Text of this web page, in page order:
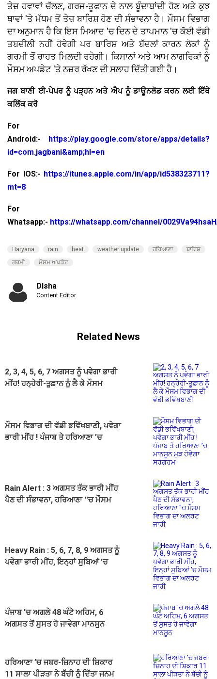
ਤੇਜ਼ ਹਵਾਵਾਂ ਚੱਲਣ, ਗਰਜ-ਤੂਫਾਨ ਦੇ ਨਾਲ ਬੂੰਦਾਬਾਂਦੀ ਹੋਣ ਅਤੇ ਕੁਝ
ਥਾਵਾਂ 'ਤੇ ਮੱਧਮ ਤੋਂ ਤੇਜ਼ ਬਾਰਿਸ਼ ਹੋਣ ਦੀ ਸੰਭਾਵਨਾ ਹੈ। ਮੌਸਮ ਵਿਭਾਗ
ਦਾ ਅਨੁਮਾਨ ਹੈ ਕਿ ਇਸ ਮਿਆਦ 'ਚ ਦਿਨ ਦੇ ਤਾਪਮਾਨ 'ਚ ਕੋਈ ਵੱਡੀ
ਤਬਦੀਲੀ ਨਹੀਂ ਹੋਵੇਗੀ ਪਰ ਬਾਰਿਸ਼ ਅਤੇ ਬੱਦਲਾਂ ਕਾਰਨ ਲੋਕਾਂ ਨੂੰ
ਗਰਮੀ ਤੋਂ ਰਾਹਤ ਮਿਲਦੀ ਰਹੇਗੀ। ਕਿਸਾਨਾਂ ਅਤੇ ਆਮ ਨਾਗਰਿਕਾਂ ਨੂੰ
ਮੌਸਮ ਅਪਡੇਟ 'ਤੇ ਨਜ਼ਰ ਰੱਖਣ ਦੀ ਸਲਾਹ ਦਿੱਤੀ ਗਈ ਹੈ।
ਜਗ ਬਾਣੀ ਈ-ਪੇਪਰ ਨੂੰ ਪੜ੍ਹਨ ਅਤੇ ਐਪ ਨੂੰ ਡਾਊਨਲੋਡ ਕਰਨ ਲਈ ਇੱਥੇ
ਕਲਿੱਕ ਕਰੋ
For
Android:- https://play.google.com/store/apps/details?
id=com.jagbani&amp;hl=en
For IOS:- https://itunes.apple.com/in/app/id538323711?
mt=8
For
Whatsapp:- https://whatsapp.com/channel/
Haryana rain heat weather update ਹਰਿਆਣਾ
ਬਾਰਿਸ਼
ਗਰਮੀ
ਮੌਸਮ ਅਪਡੇਟ
DIsha
Content Editor
Related News
2, 3, 4, 5, 6, 7 ਅਗਸਤ ਨੂੰ ਪਵੇਗਾ ਭਾਰੀ
ਮੀਂਹ! ਹਨ੍ਹੇਰੀ-ਤੂਫ਼ਾਨ ਨੂੰ ਲੈ ਕੇ ਮੌਸਮ
ਮੌਸਮ ਵਿਭਾਗ ਦੀ ਵੱਡੀ ਭਵਿੱਖਬਾਣੀ, ਪਵੇਗਾ
ਭਾਰੀ ਮੀਂਹ ! ਪੰਜਾਬ ਤੇ ਹਰਿਆਣਾ ’ਚ
Rain Alert : 3 ਅਗਸਤ ਤੱਕ ਭਾਰੀ ਮੀਂਹ
ਪੈਣ ਦੀ ਸੰਭਾਵਨਾ, ਹਰਿਆਣਾ ''ਚ ਮੌਸਮ
Heavy Rain : 5, 6, 7, 8, 9 ਅਗਸਤ ਨੂੰ
ਪਵੇਗਾ ਭਾਰੀ ਮੀਂਹ, ਇਨ੍ਹਾਂ ਸੂਬਿਆਂ 'ਚ
ਪੰਜਾਬ 'ਚ ਅਗਲੇ 48 ਘੰਟੇ ਅਹਿਮ, 6
ਅਗਸਤ ਤੋਂ ਸੁਸਤ ਹੋ ਜਾਵੇਗਾ ਮਾਨਸੂਨ
ਹਰਿਆਣਾ ’ਚ ਜਬਰ-ਜ਼ਿਨਾਹ ਦੀ ਸ਼ਿਕਾਰ
11 ਸਾਲਾ ਪੀੜਤਾ ਨੇ ਬੱਚੀ ਨੂੰ ਦਿੱਤਾ ਜਨਮ